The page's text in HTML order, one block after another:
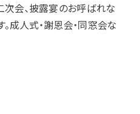
次会、披露宴のお呼ばれな
成人式・謝恩会・同窓会な